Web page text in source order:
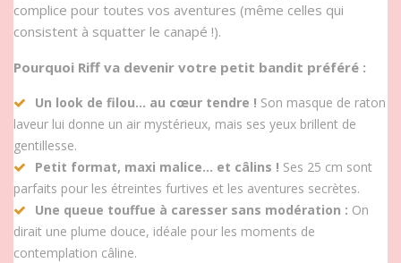
complice pour toutes vos aventures (même celles qui
consistent à squatter le canapé !).
Pourquoi Riff va devenir votre petit bandit préféré :
Un look de filou… au cœur tendre ! Son masque de raton
laveur lui donne un air mystérieux, mais ses yeux brillent de
gentillesse.
Petit format, maxi malice… et câlins ! Ses 25 cm sont
parfaits pour les étreintes furtives et les aventures secrètes.
Une queue touffue à caresser sans modération : On
dirait une plume douce, idéale pour les moments de
contemplation câline.